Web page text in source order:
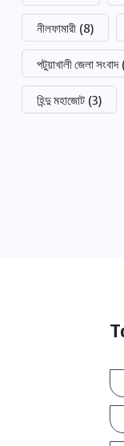
নীলফামারী (8)
পটুয়াখালী জেলা সংবাদ
হিন্দু মহাজোট (3)